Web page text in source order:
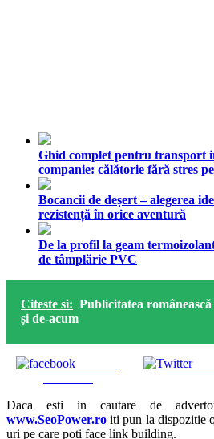
Ghid complet pentru transport
companie: călătorie fără stres
Bocancii de deșert – alegerea
rezistență în orice aventură
De la profil la geam
de tâmplărie PVC
Citeste si: Publicitatea
şi de-acum
Daca esti in cautare de
www.SeoPower.ro iti pun la dispozitie
uri pe care poti face link building.